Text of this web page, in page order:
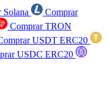
Solana
Comprar
Comprar TRON
USDT ERC20
USDC ERC20